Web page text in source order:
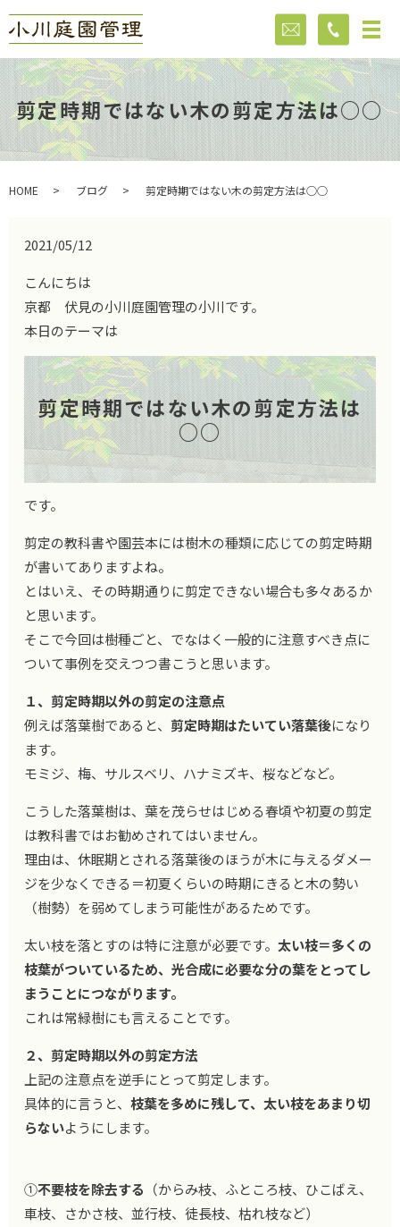
剪定時期ではない木の剪定方法は○○
HOME ブログ 剪定時期ではない木の剪定方法は○○
2021/05/12
こんにちは
京都 伏見の小川庭園管理の小川です。
本日のテーマは
剪定時期ではない木の剪定方法は
○○
です。
剪定の教科書や園芸本には樹木の種類に応じての剪定時期
が書いてありますよね。
とはいえ、その時期通りに剪定できない場合も多々あるか
と思います。
そこで今回は樹種ごと、でなはく一般的に注意すべき点に
ついて事例を交えつつ書こうと思います。
１、剪定時期以外の剪定の注意点
例えば落葉樹であると、 剪定時期はたいてい落葉後になり
ます。
モミジ、梅、サルスベリ、ハナミズキ、桜などなど。
こうした落葉樹は、葉を茂らせはじめる春頃や初夏の剪定
は教科書ではお勧めされてはいません。
理由は、休眠期とされる落葉後のほうが木に与えるダメー
ジを少なくできる＝初夏くらいの時期にきると木の勢い
（樹勢）を弱めてしまう可能性があるためです。
太い枝を落とすのは特に注意が必要です。太い枝＝多くの
枝葉がついているため、光合成に必要な分の葉をとってし
まうことにつながります。
これは常緑樹にも言えることです。
２、剪定時期以外の剪定方法
上記の注意点を逆手にとって剪定します。
具体的に言うと、枝葉を多めに残して、太い枝をあまり切
らないようにします。
①不要枝を除去する （からみ枝、ふところ枝、ひこばえ、
車枝、さかさ枝、並行枝、徒長枝、枯れ枝など）